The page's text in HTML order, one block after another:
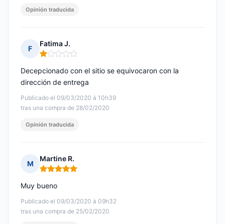
Opinión traducida
F
Fatima J.
Nota: 1 de 5
Publicado el 09/03/2020 à 10h39
tras una compra de 28/02/2020
Decepcionado con el sitio se equivocaron con la
dirección de entrega
Opinión traducida
M
Martine R.
Nota: 5 de 5
Publicado el 09/03/2020 à 09h32
tras una compra de 25/02/2020
Muy bueno